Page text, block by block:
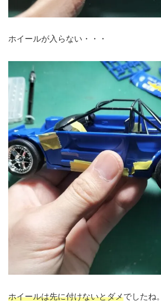
ホイールが入らない・・・
ホイールは先に付けないとダメでしたね。